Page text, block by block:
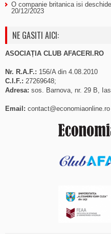
O companie britanica isi
20/12/2023
NE GASITI AICI:
ASOCIAȚIA CLUB AFACERI.RO
Nr. R.A.F.: 156/A din 4.08.2010
C.I.F.: 27269648;
Adresa: sos. Barnova, nr. 29 B,
Email: contact@economiaonline.ro